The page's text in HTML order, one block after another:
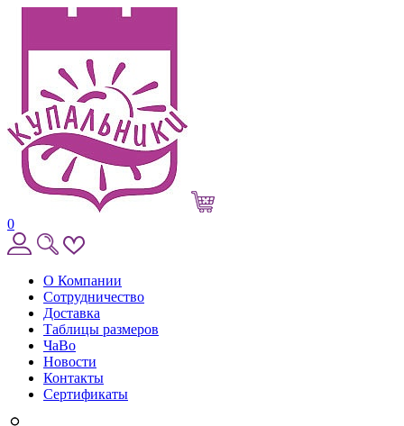
0
О Компании
Сотрудничество
Доставка
Таблицы размеров
ЧаВо
Новости
Контакты
Сертификаты